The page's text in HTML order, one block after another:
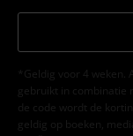
*Geldig voor 4 weken.
gebruikt in combinatie
de code wordt de
geldig op boeken,